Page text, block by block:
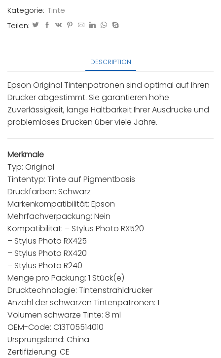
Kategorie: Tinte
Teilen:
DESCRIPTION
Epson Original Tintenpatronen sind optimal auf Ihren
Drucker abgestimmt. Sie garantieren hohe
Zuverlässigkeit, lange Haltbarkeit Ihrer Ausdrucke und
problemloses Drucken über viele Jahre.
Merkmale
Typ: Original
Tintentyp: Tinte auf Pigmentbasis
Druckfarben: Schwarz
Markenkompatibilität: Epson
Mehrfachverpackung: Nein
Kompatibilität: – Stylus Photo RX520
– Stylus Photo RX425
– Stylus Photo RX420
– Stylus Photo R240
Menge pro Packung: 1 Stück(e)
Drucktechnologie: Tintenstrahldrucker
Anzahl der schwarzen Tintenpatronen: 1
Volumen schwarze Tinte: 8 ml
OEM-Code: C13T05514010
Ursprungsland: China
Zertifizierung: CE